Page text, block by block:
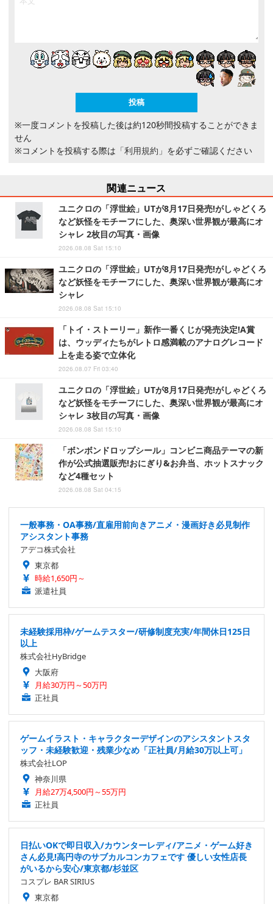
※一度コメントを投稿した後は約120秒間投稿することができま
せん
※コメントを投稿する際は 「利用規約」 を必ずご確認ください
関連ニュース
ユニクロの「浮世絵」UTが8月17日発売!がしゃどくろ
など妖怪をモチーフにした、奥深い世界観が最高にオ
シャレ 2枚目の写真・画像
2026.08.08 Sat 15:10
ユニクロの「浮世絵」UTが8月17日発売!がしゃどくろ
など妖怪をモチーフにした、奥深い世界観が最高にオ
シャレ
2026.08.08 Sat 15:10
「トイ・ストーリー」新作一番くじが発売決定!A賞
は、ウッディたちがレトロ感満載のアナログレコード
上を走る姿で立体化
2026.08.07 Fri 03:40
ユニクロの「浮世絵」UTが8月17日発売!がしゃどくろ
など妖怪をモチーフにした、奥深い世界観が最高にオ
シャレ 3枚目の写真・画像
2026.08.08 Sat 15:10
「ボンボンドロップシール」コンビニ商品テーマの新
作が公式抽選販売!おにぎり&お弁当、ホットスナック
など4種セット
2026.08.08 Sat 04:15
一般事務・OA事務/直雇用前向きアニメ・漫画好き必見制作
アシスタント事務
アデコ株式会社
東京都
時給1,650円～
派遣社員
未経験採用枠/ゲームテスター/研修制度充実/年間休日125日
以上
株式会社HyBridge
大阪府
月給30万円～50万円
正社員
ゲームイラスト・キャラクターデザインのアシスタントスタ
ッフ・未経験歓迎・残業少なめ「正社員/月給30万以上可」
株式会社LOP
神奈川県
月給27万4,500円～55万円
正社員
日払いOKで即日収入/カウンターレディ/アニメ・ゲーム好き
さん必見!高円寺のサブカルコンカフェです 優しい女性店長
がいるから安心/東京都/杉並区
コスプレ BAR SIRIUS
東京都